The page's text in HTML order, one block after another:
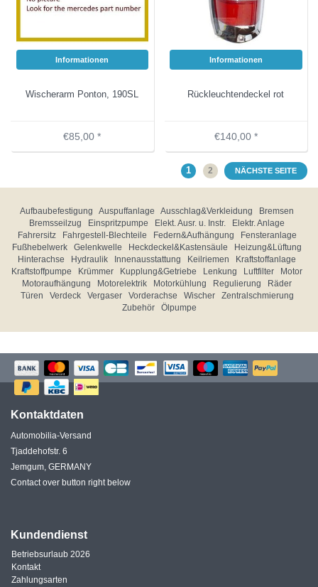
Informationen
Wischerarm Ponton, 190SL
€85,00 *
Informationen
Rückleuchtendeckel rot
€140,00 *
1 2 NÄCHSTE SEITE
Aufbaubefestigung Auspuffanlage Ausschlag&Verkleidung
Bremsen
Bremsseilzug
Einspritzpumpe Elekt. Ausr. u. Instr.
Elektr. Anlage
Fahrersitz
Fahrgestell-Blechteile Federn&Aufhängung
Fensteranlage
Fußhebelwerk
Gelenkwelle Heckdeckel&Kastensäule
Heizung&Lüftung
Hinterachse
Hydraulik Innenausstattung Keilriemen
Kraftstoffanlage
Kraftstoffpumpe
Krümmer Kupplung&Getriebe Lenkung Luftfilter
Motor
Motoraufhängung
Motorelektrik Motorkühlung Regulierung
Räder
Türen
Verdeck Vergaser Vorderachse Wischer
Zentralschmierung
Zubehör
Ölpumpe
Kontaktdaten
Automobilia-Versand
Tjaddehofstr. 6
Jemgum, GERMANY
Contact over button right below
Kundendienst
Betriebsurlaub 2026
Kontakt
Zahlungsarten